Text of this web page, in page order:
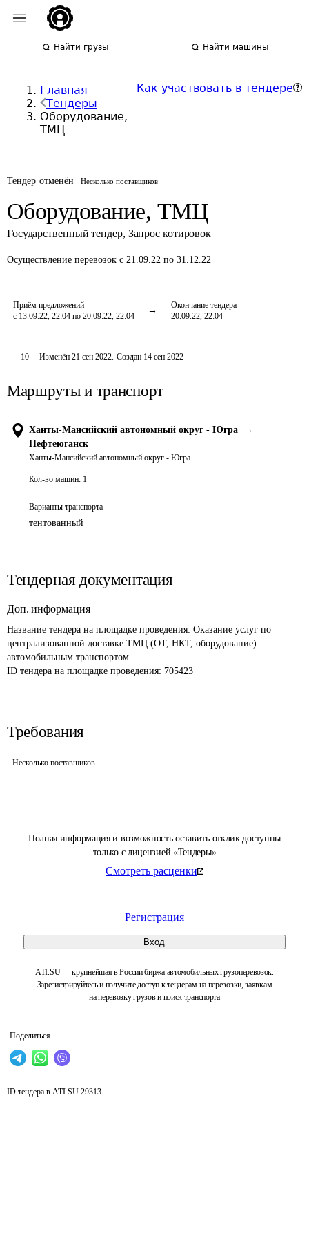
Найти грузы Найти машины
Главная
Тендеры
Оборудование,
ТМЦ
Как участвовать в тендере
Тендер отменён Несколько поставщиков
Оборудование, ТМЦ
Государственный тендер, Запрос котировок
Осуществление перевозок с 21.09.22 по 31.12.22
Приём предложений
с 13.09.22, 22:04 по 20.09.22, 22:04
Окончание тендера
20.09.22, 22:04
Полная информация и возможность оставить отклик доступны
только с лицензией «Тендеры»
Смотреть расценки
Регистрация
Вход
ATI.SU — крупнейшая в России биржа автомобильных грузоперевозок.
Зарегистрируйтесь и получите доступ к тендерам на перевозки, заявкам
на перевозку грузов и поиск транспорта
Поделиться
10 Изменён21 сен 2022. Создан 14 сен 2022
Маршруты и транспорт
Ханты-Мансийский автономный округ - Югра
→
Нефтеюганск
Ханты-Мансийский автономный округ - Югра
Кол-во машин: 1
Варианты транспорта
тентованный
Тендерная документация
Доп. информация
Название тендера на площадке проведения: Оказание услуг по
централизованной доставке ТМЦ (ОТ, НКТ, оборудование)
автомобильным транспортом
ID тендера на площадке проведения: 705423
Требования
Несколько поставщиков
ID тендера в ATI.SU 29313